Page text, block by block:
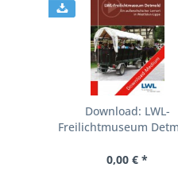
Download: LWL-
Freilichtmuseum
0,00 € *